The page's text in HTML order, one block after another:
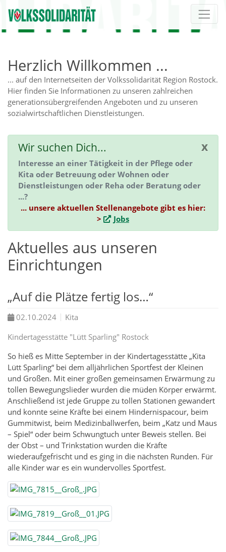
Direkt zur Hauptnavigation springen
Direkt zum Inhalt springen
Herzlich Willkommen ...
... auf den Internetseiten der Volkssolidarität Region Rostock.
Hier finden Sie Informationen zu unseren zahlreichen
generationsübergreifenden Angeboten und zu unseren
sozialwirtschaftlichen Dienstleistungen.
x
Wir suchen Dich...
Interesse an einer Tätigkeit in der Pflege oder
Kita oder Betreuung oder Wohnen oder
Dienstleistungen oder Reha oder Beratung oder
...?
... unsere aktuellen Stellenangebote gibt es hier:
>
Jobs
Aktuelles aus unseren
Einrichtungen
„Auf die Plätze fertig los…“
02.10.2024
Kita
Kindertagesstätte "Lütt Sparling" Rostock
So hieß es Mitte September in der Kindertagesstätte „Kita
Lütt Sparling“ bei dem alljährlichen Sportfest der Kleinen
und Großen. Mit einer großen gemeinsamen Erwärmung zu
tollen Bewegungslieder wurden die müden Körper erwärmt.
Anschließend ist jede Gruppe zu tollen Stationen gewandert
und konnte seine Kräfte bei einem Hindernispacour, beim
Gummitwist, beim Medizinballwerfen, beim „Katz und Maus
– Spiel“ oder beim Schwungtuch unter Beweis stellen. Bei
der Obst – und Trinkstation wurden die Kräfte
wiederaufgefrischt und es ging in die nächsten Runden. Für
alle Kinder war es ein wundervolles Sportfest.